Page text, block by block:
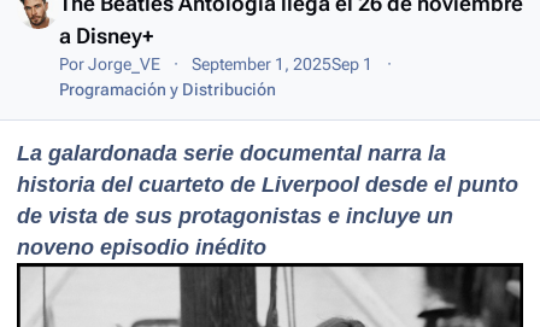
a Disney+
PorJorge_VE September 1, 2025Sep 1
Programación y Distribución
La galardonada serie documental narra la
historia del cuarteto de Liverpool desde el punto
de vista de sus protagonistas e incluye un
noveno episodio inédito